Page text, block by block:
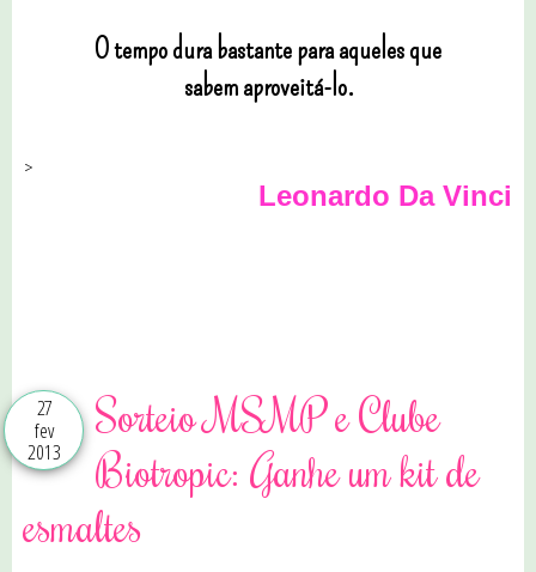
O tempo dura bastante para aqueles que
sabem aproveitá-lo.
>
Leonardo Da Vinci
27
fev
2013
Sorteio MSMP e Clube
Biotropic: Ganhe um kit de
esmaltes